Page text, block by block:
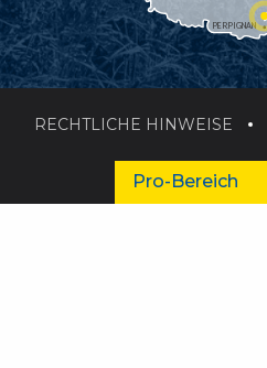
PERPIGNAN
RECHTLICHE HINWEISE
Pro-Bereich